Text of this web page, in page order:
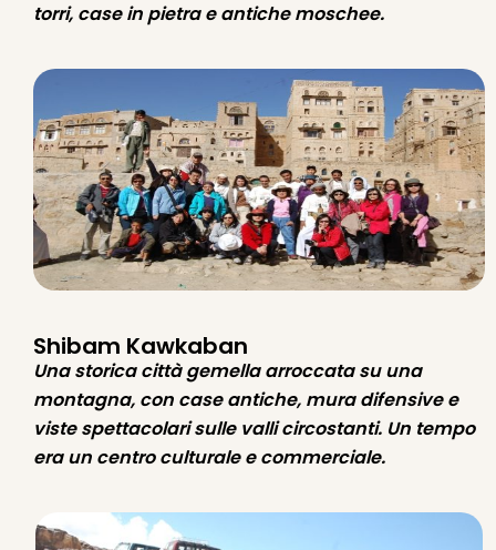
torri, case in pietra e antiche moschee.
Shibam Kawkaban
Una storica città gemella arroccata su una
montagna, con case antiche, mura difensive e
viste spettacolari sulle valli circostanti. Un tempo
era un centro culturale e commerciale.